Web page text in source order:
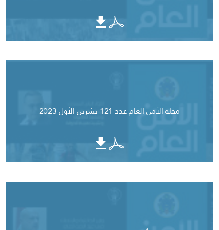
مجلة الأمن العام عدد 121 تشرين الأول 2023